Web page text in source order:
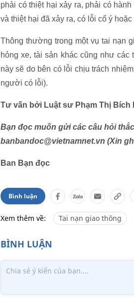
phải có thiệt hại xảy ra, phải có
và thiệt hại đã xảy ra, có lỗi cố ý
Thông thường trong một vụ tai nạn
hỏng xe, tài sản khác cũng như
này sẽ do bên có lỗi chịu trách
người có lỗi).
Tư vấn bởi Luật sư Phạm Thị Bích
Bạn đọc muốn gửi các câu hỏi
banbandoc@vietnamnet.vn (Xin
Ban Bạn đọc
Bình luận
Xem thêm về: Tai nạn giao thông